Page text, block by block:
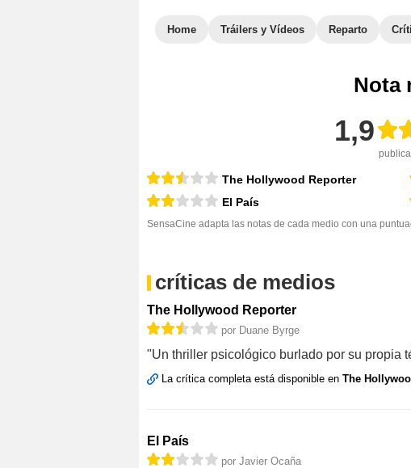
Home Tráilers y Vídeos Reparto
Nota
1,9
The Hollywood Reporter
El País
SensaCine adapta las notas de cada medio con una
críticas de medios
The Hollywood Reporter
por Duane Byrge
"Un thriller psicológico burlado por su propia
La crítica completa está disponible en The
El País
por Javier Ocaña